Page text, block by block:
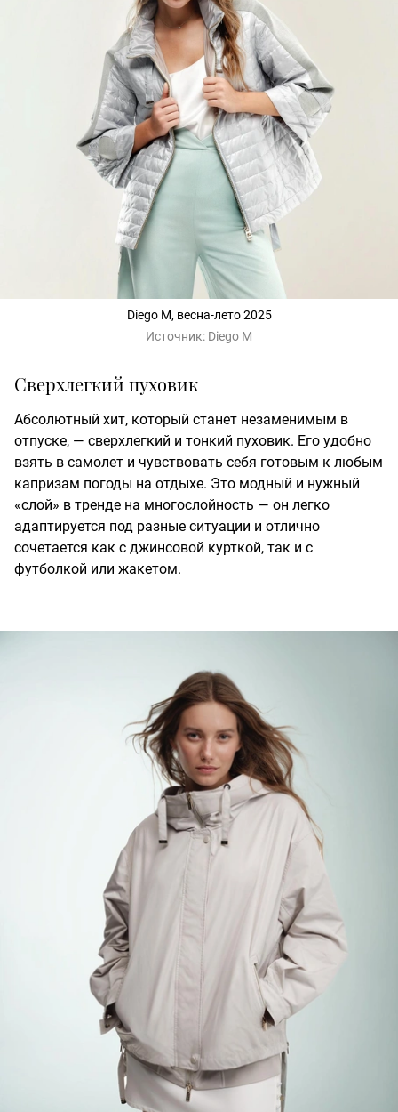
Diego M, весна-лето 2025
Источник: Diego M
Сверхлегкий пуховик
Абсолютный хит, который станет незаменимым в
отпуске, — сверхлегкий и тонкий пуховик. Его удобно
взять в самолет и чувствовать себя готовым к любым
капризам погоды на отдыхе. Это модный и нужный
«слой» в тренде на многослойность — он легко
адаптируется под разные ситуации и отлично
сочетается как с джинсовой курткой, так и с
футболкой или жакетом.